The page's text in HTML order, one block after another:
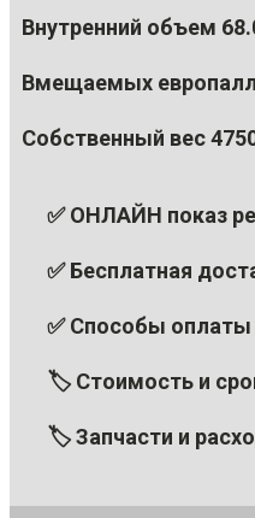
Внутренний объем
Вмещаемых
Собственный вес
✅ ОНЛАЙН показ
✅ Бесплатная
✅ Способы
🏷 Стоимость и
🏷 Запчасти и